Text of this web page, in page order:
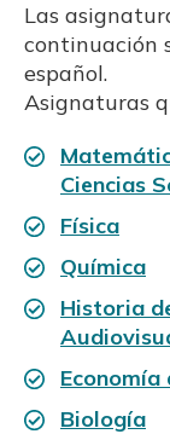
Las
continuación
español.
Asignaturas
Ciencias
Física
Química
Historia
Economía
Biología